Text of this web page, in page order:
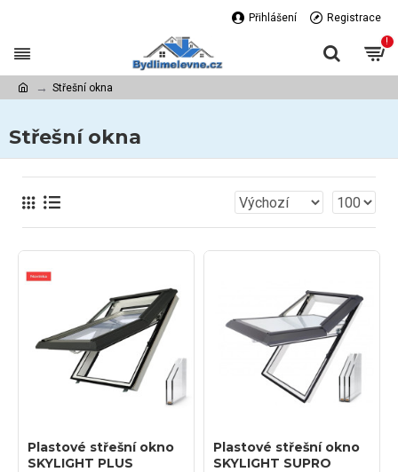
Přihlášení Registrace
!
Střešní okna
Střešní okna
Plastové střešní okno
SKYLIGHT PLUS
Plastové střešní okno
SKYLIGHT SUPRO